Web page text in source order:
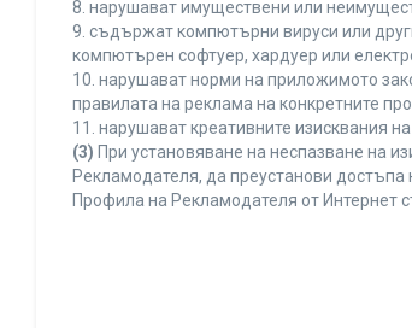
8. нарушават имуществени или
9. съдържат компютърни вируси или
компютърен софтуер, хардуер или
10. нарушават норми на приложимото
правилата на реклама на конкретните
11. нарушават креативните изисквания
(3) При установяване на неспазване на
Рекламодателя, да преустанови
Профила на Рекламодателя от Интернет